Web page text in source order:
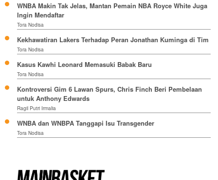
WNBA Makin Tak Jelas, Mantan Pemain NBA Royce White Juga
Ingin Mendaftar
Tora Nodisa
Kekhawatiran Lakers Terhadap Peran Jonathan Kuminga di Tim
Tora Nodisa
Kasus Kawhi Leonard Memasuki Babak Baru
Tora Nodisa
Kontroversi Gim 6 Lawan Spurs, Chris Finch Beri Pembelaan
untuk Anthony Edwards
Ragil Putri Irmalia
WNBA dan WNBPA Tanggapi Isu Transgender
Tora Nodisa